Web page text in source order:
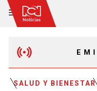
SALUD Y BIENESTAR